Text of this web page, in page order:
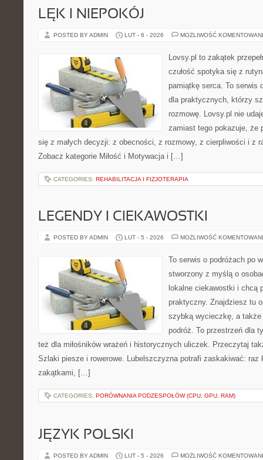
LĘK I NIEPOKÓJ
POSTED BY ADMIN LUT - 6 - 2026 MOŻLIWOŚĆ
Lovsy.pl to zakątek
czułość spotyka się z
pamiątkę serca. To serwis
dla praktycznych, którzy
rozmowę. Lovsy.pl nie
zamiast tego pokazuje, że
się z małych decyzji: z obecności, z rozmowy, z cierpliwości i z
Zobacz kategorie Miłość i Motywacja i […]
CATEGORIES: REHABILITACJA I FIZJOTERAPIA
LEGENDY I CIEKAWOSTKI
POSTED BY ADMIN LUT - 5 - 2026 MOŻLIWOŚĆ
To serwis o podróżach po
stworzony z myślą o
lokalne ciekawostki i chcą
praktyczny. Znajdziesz tu
szybką wycieczkę, a także
podróż. To przestrzeń dla
też dla miłośników wrażeń i historycznych uliczek. Przeczytaj
Szlaki piesze i rowerowe. Lubelszczyzna potrafi zaskakiwać: raz
zakątkami, […]
CATEGORIES: PORÓWNANIA PODZESPOŁÓW (CPU, GPU, RAM)
JĘZYK POLSKI
POSTED BY ADMIN LUT - 5 - 2026 MOŻLIWOŚĆ